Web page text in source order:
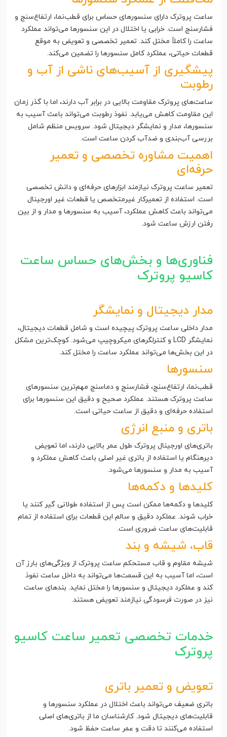
ساعت پروترک دارای سنسورهای حساس برای قطب‌نما، ارتفاع‌سنج و
فشارسنج است. خرابی یا اختلال در این سنسورها می‌تواند عملکرد
ساعت را کاملاً مختل کند. تعمیر تخصصی و تعویض به موقع
قطعات حیاتی، عملکرد کامل سنسورها را تضمین می‌کند.
پیشگیری از آسیب‌های ناشی از آب و
رطوبت
ساعت‌های پروترک مقاومت بالایی در برابر آب دارند، اما با گذر زمان
این مقاومت کاهش می‌یابد. نفوذ رطوبت می‌تواند باعث آسیب به
سنسورها، مدار و نمایشگر دیجیتال شود. سرویس منظم شامل
بررسی آب‌بندی و ضدآب کردن ساعت است.
اهمیت مشاوره تخصصی و تعمیر
حرفه‌ای
تعمیر ساعت پروترک نیازمند ابزارهای حرفه‌ای و دانش تخصصی
است. استفاده از تعمیرکار غیرمتخصص یا قطعات غیر اورجینال
می‌تواند باعث کاهش عملکرد، آسیب به سنسورها و مدار و از بین
رفتن ارزش ساعت شود.
فناوری‌ها و بخش‌های حساس ساعت
کاسیو پروترک
مدار دیجیتال و نمایشگر
مدار داخلی ساعت پروترک پیچیده است و شامل قطعات دیجیتال،
نمایشگر LCD و کنترلگرهای میکروچیپ می‌شود. کوچک‌ترین مشکل
در این بخش‌ها می‌تواند عملکرد ساعت را مختل کند.
سنسورها
قطب‌نما، ارتفاع‌سنج، فشارسنج و دماسنج مهم‌ترین سنسورهای
ساعت پروترک هستند. عملکرد صحیح و دقیق این سنسورها برای
استفاده حرفه‌ای و دقیق از ساعت حیاتی است.
باتری و منبع انرژی
باتری‌های اورجینال پروترک طول عمر بالایی دارند، اما تعویض
دیرهنگام یا استفاده از باتری غیر اصلی باعث کاهش عملکرد و
آسیب به مدار و سنسورها می‌شود.
کلیدها و دکمه‌ها
کلیدها و دکمه‌ها ممکن است پس از استفاده طولانی گیر کنند یا
خراب شوند. عملکرد دقیق و سالم این قطعات برای استفاده از تمام
قابلیت‌های ساعت ضروری است.
قاب، شیشه و بند
شیشه مقاوم و قاب مستحکم ساعت پروترک از ویژگی‌های بارز آن
است، اما آسیب به این قسمت‌ها می‌تواند به داخل ساعت نفوذ
کند و عملکرد دیجیتال و سنسورها را مختل نماید. بندهای ساعت
نیز در صورت فرسودگی نیازمند تعویض هستند.
خدمات تخصصی تعمیر ساعت کاسیو
پروترک
تعویض و تعمیر باتری
باتری ضعیف می‌تواند باعث اختلال در عملکرد سنسورها و
قابلیت‌های دیجیتال شود. کارشناسان ما از باتری‌های اصلی
استفاده می‌کنند تا دقت و عمر ساعت حفظ شود.